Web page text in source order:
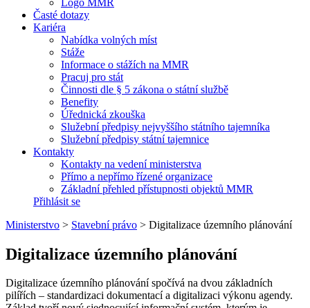
Časté dotazy
Kariéra
Nabídka volných míst
Stáže
Informace o stážích na MMR
Pracuj pro stát
Činnosti dle § 5 zákona o státní službě
Benefity
Úřednická zkouška
Služební předpisy nejvyššího státního tajemníka
Služební předpisy státní tajemnice
Kontakty
Kontakty na vedení ministerstva
Přímo a nepřímo řízené organizace
Základní přehled přístupnosti objektů MMR
Přihlásit se
Ministerstvo > Stavební právo > Digitalizace územního plánování
Digitalizace územního plánování
Digitalizace územního plánování spočívá na dvou základních
pilířích – standardizaci dokumentací a digitalizaci výkonu agendy.